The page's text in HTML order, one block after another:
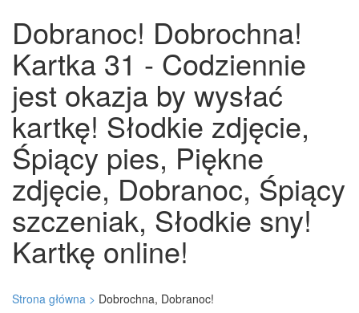
Dobranoc! Dobrochna!
Kartka 31 - Codziennie
jest okazja by wysłać
kartkę! Słodkie zdjęcie,
Śpiący pies, Piękne
zdjęcie, Dobranoc, Śpiący
szczeniak, Słodkie sny!
Kartkę online!
Strona główna > Dobrochna, Dobranoc!